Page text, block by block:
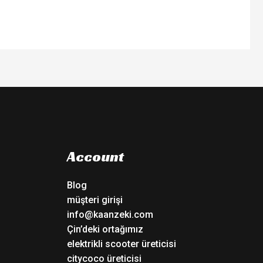
Account
Blog
müşteri girişi
info@kaanzeki.com
Çin’deki ortağımız
elektrikli scooter üreticisi
citycoco üreticisi